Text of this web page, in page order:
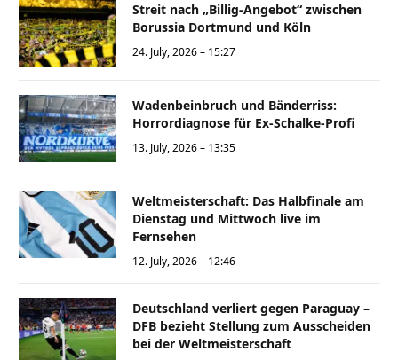
Streit nach „Billig-Angebot“ zwischen
Borussia Dortmund und Köln
24. July, 2026 – 15:27
Wadenbeinbruch und Bänderriss:
Horrordiagnose für Ex-Schalke-Profi
13. July, 2026 – 13:35
Weltmeisterschaft: Das Halbfinale am
Dienstag und Mittwoch live im
Fernsehen
12. July, 2026 – 12:46
Deutschland verliert gegen Paraguay –
DFB bezieht Stellung zum Ausscheiden
bei der Weltmeisterschaft